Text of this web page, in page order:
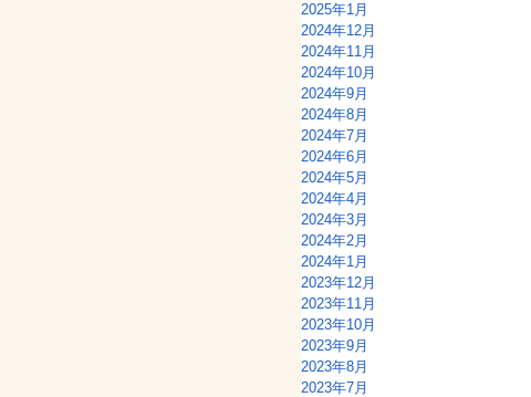
2025年1月
2024年12月
2024年11月
2024年10月
2024年9月
2024年8月
2024年7月
2024年6月
2024年5月
2024年4月
2024年3月
2024年2月
2024年1月
2023年12月
2023年11月
2023年10月
2023年9月
2023年8月
2023年7月